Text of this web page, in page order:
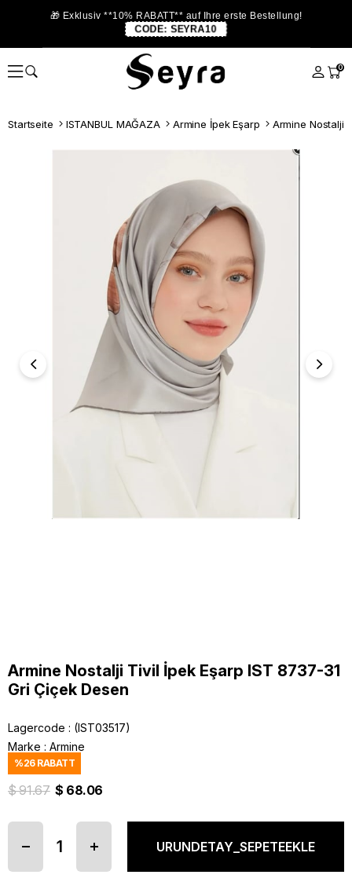
🎁 Exklusiv **10% RABATT** auf Ihre erste Bestellung!
CODE: SEYRA10
0
Startseite ISTANBUL MAĞAZA Armine İpek Eşarp
Armine Nostalji Tivil İpek Eşarp IST 8737-31
Gri Çiçek Desen
Lagercode
(IST03517)
Marke : Armine
%26RABATT
$ 91.67 $ 68.06